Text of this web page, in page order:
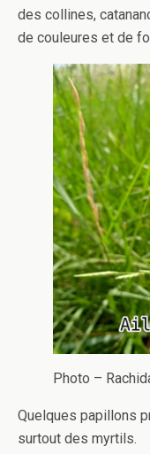
des collines,
de couleures et de
Photo –
Quelques papillons
surtout des myrtils.